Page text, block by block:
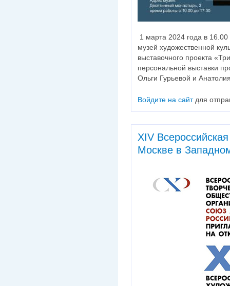
1 марта 2024 года в
музей художественной
выставочного проекта
персональной выставки
Ольги Гурьевой и
Войдите на сайтдля
XIV
Москве в